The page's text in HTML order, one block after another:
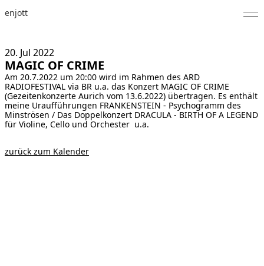
enjott
Selected Works
Werkverzeichnis
About
Fotos
20. Jul 2022
MAGIC OF CRIME
Am 20.7.2022 um 20:00 wird im Rahmen des ARD
RADIOFESTIVAL via BR u.a. das Konzert MAGIC OF CRIME
(Gezeitenkonzerte Aurich vom 13.6.2022) übertragen. Es enthält
meine Uraufführungen FRANKENSTEIN - Psychogramm des
Minströsen / Das Doppelkonzert DRACULA - BIRTH OF A LEGEND
für Violine, Cello und Orchester u.a.
zurück zum Kalender